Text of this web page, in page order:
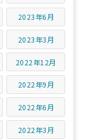
2023年6月
2023年3月
2022年12月
2022年9月
2022年6月
2022年3月